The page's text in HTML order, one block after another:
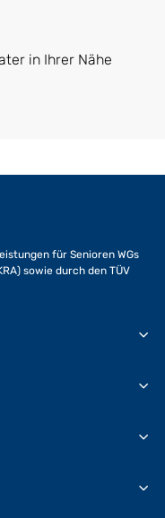
in Ihrer Nähe
für Senioren WGs
sowie durch den TÜV